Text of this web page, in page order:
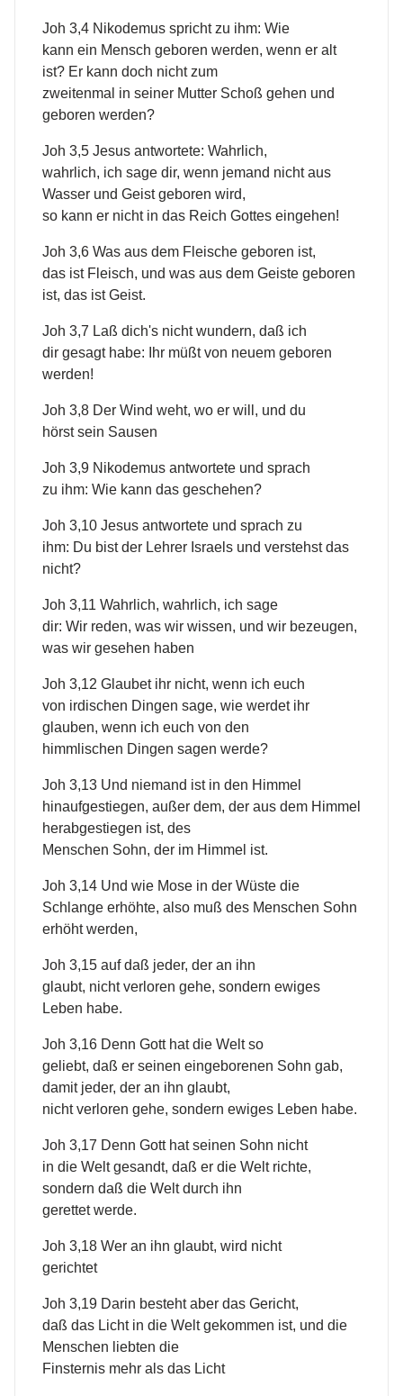
Joh 3,4 Nikodemus spricht zu ihm: Wie
kann ein Mensch geboren werden, wenn er alt
ist? Er kann doch nicht zum
zweitenmal in seiner Mutter Schoß gehen und
geboren werden?
Joh 3,5 Jesus antwortete: Wahrlich,
wahrlich, ich sage dir, wenn jemand nicht aus
Wasser und Geist geboren wird,
so kann er nicht in das Reich Gottes eingehen!
Joh 3,6 Was aus dem Fleische geboren ist,
das ist Fleisch, und was aus dem Geiste geboren
ist, das ist Geist.
Joh 3,7 Laß dich's nicht wundern, daß ich
dir gesagt habe: Ihr müßt von neuem geboren
werden!
Joh 3,8 Der Wind weht, wo er will, und du
hörst sein Sausen
Joh 3,9 Nikodemus antwortete und sprach
zu ihm: Wie kann das geschehen?
Joh 3,10 Jesus antwortete und sprach zu
ihm: Du bist der Lehrer Israels und verstehst das
nicht?
Joh 3,11 Wahrlich, wahrlich, ich sage
dir: Wir reden, was wir wissen, und wir bezeugen,
was wir gesehen haben
Joh 3,12 Glaubet ihr nicht, wenn ich euch
von irdischen Dingen sage, wie werdet ihr
glauben, wenn ich euch von den
himmlischen Dingen sagen werde?
Joh 3,13 Und niemand ist in den Himmel
hinaufgestiegen, außer dem, der aus dem Himmel
herabgestiegen ist, des
Menschen Sohn, der im Himmel ist.
Joh 3,14 Und wie Mose in der Wüste die
Schlange erhöhte, also muß des Menschen Sohn
erhöht werden,
Joh 3,15 auf daß jeder, der an ihn
glaubt, nicht verloren gehe, sondern ewiges
Leben habe.
Joh 3,16 Denn Gott hat die Welt so
geliebt, daß er seinen eingeborenen Sohn gab,
damit jeder, der an ihn glaubt,
nicht verloren gehe, sondern ewiges Leben habe.
Joh 3,17 Denn Gott hat seinen Sohn nicht
in die Welt gesandt, daß er die Welt richte,
sondern daß die Welt durch ihn
gerettet werde.
Joh 3,18 Wer an ihn glaubt, wird nicht
gerichtet
Joh 3,19 Darin besteht aber das Gericht,
daß das Licht in die Welt gekommen ist, und die
Menschen liebten die
Finsternis mehr als das Licht